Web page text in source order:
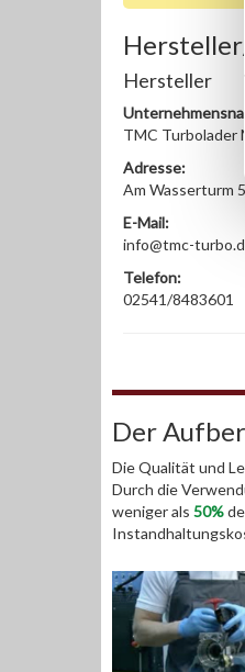
Hersteller
TMC Turbolader
Adresse:
Am Wasserturm
E-Mail:
info@tmc-
Telefon:
02541/8483601
Der
Die Qualität und
Durch die
weniger als 50%